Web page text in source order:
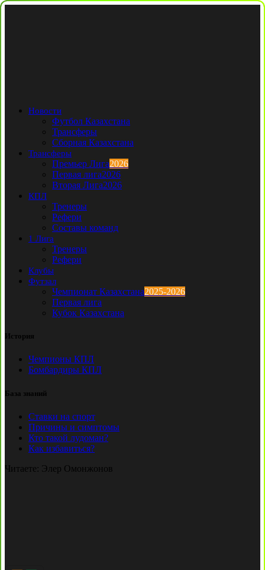
Новости
Футбол Казахстана
Трансферы
Сборная Казахстана
Трансферы
Премьер Лига2026
Первая лига2026
Вторая Лига2026
КПЛ
Тренеры
Рефери
Составы команд
1 Лига
Тренеры
Рефери
Клубы
Футзал
Чемпионат Казахстана2025-2026
Первая лига
Кубок Казахстана
История
Чемпионы КПЛ
Бомбардиры КПЛ
База знаний
Ставки на спорт
Причины и симптомы
Кто такой лудоман?
Как избавиться?
Читаете: Элер Омонжонов